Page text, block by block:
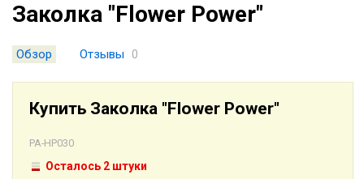
Заколка "Flower Power"
Обзор Отзывы 0
Купить Заколка "Flower Power"
PA-HP030
Осталось 2 штуки